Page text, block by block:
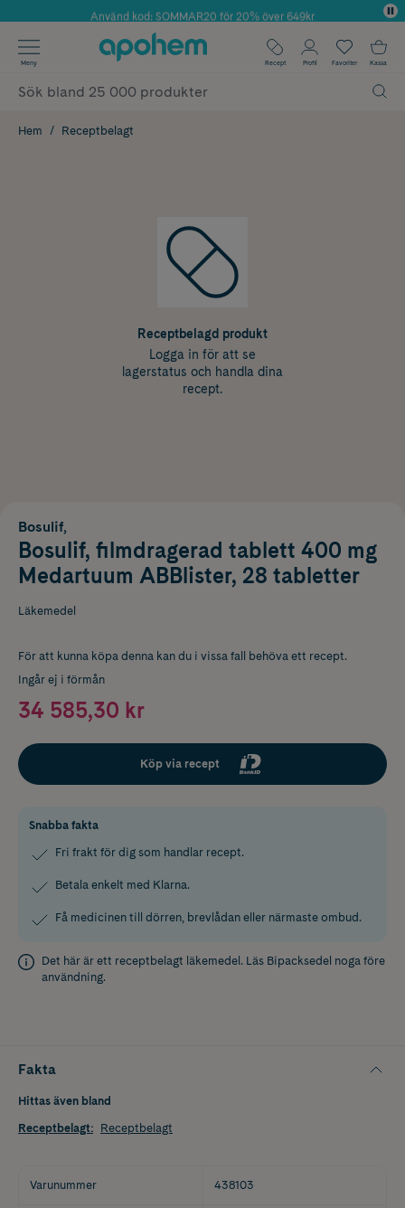
Årets Butik 2025 inom Skönhet
Använd kod: SOMMAR20 för 20% över 649kr
✓ Fri frakt
✓ Poäng på alla köp*
Meny Recept Profil Favoriter Kassa
Hem Receptbelagt
Receptbelagd produkt
Logga in för att se
lagerstatus och handla dina
recept.
Bosulif,
Bosulif, filmdragerad tablett 400 mg
Medartuum ABBlister, 28 tabletter
Läkemedel
För att kunna köpa denna kan du i vissa fall behöva ett recept.
Ingår ej i förmån
34 585,30 kr
Köp via recept
Snabba fakta
Fri frakt för dig som handlar recept.
Betala enkelt med Klarna.
Få medicinen till dörren, brevlådan eller närmaste ombud.
Det här är ett receptbelagt läkemedel. Läs Bipacksedel noga före
användning.
Fakta
Hittas även bland
Receptbelagt: Receptbelagt
Varunummer 438103